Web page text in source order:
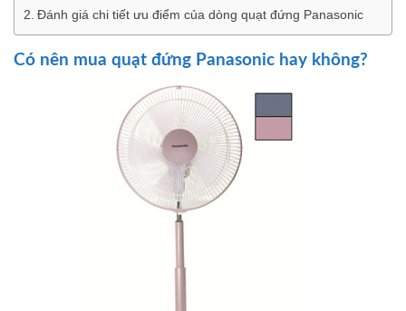
Đánh giá chi tiết ưu điểm của dòng quạt đứng Panasonic
Có nên mua quạt đứng Panasonic hay không?